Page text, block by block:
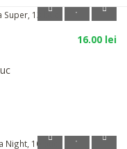
16.00 lei